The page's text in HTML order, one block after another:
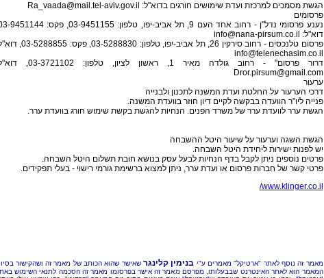
הגשת מסמכים למרכזת ועדת שימושים חורגים בדוא"ל: Ra_vaada@mail.tel-aviv.gov.il
פרסומים
דוא"ל: info@nana-pirsum.co.il
פרסום טלנכסים - רחוב סירקין 26, תל אביב-יפו, טלפון: 03-5288830, פקס: 03-5288855, דוא"ל:
info@telenechasim.co.il
דרור פרסום" - רחוב גולדה מאיר 1, ראשון לציון, טלפון: 03-3721102, דוא"ל:
Dror.pirsum@gmail.com
ערעור
דרכי הערעור על החלטת ועדת המשנה לתכנון ולבנייה
פנייה ליו"ר הוועדה בבקשה לקיים דיון חוזר בוועדת המשנה.
הגשת ערר לוועדת ערר של משרד הפנים. הנחיות להגשת בקשת שימוש חורג בוועדת ערר.
הגשת השגה וערעור על שיעור היטל ההשבחה
יש לפנות ישירות ליחידת היטל השבחה.
פרטים נוספים ניתן לקבל בדף הנחיות לבעל עסק בנושא חובת תשלום היטל השבחה.
פרטי קשר של חברות פרסום או ועדת ערר, ניתן למצוא ברשימת גורמי רישוי - בעלי תפקידים.
www.klinger.co.il/
מאמר זה נוסף לאתר "ארטיקל" מאמרים ע"י בנימין קלינגר שאישר שהוא הכותב של מאמר זה ושהקישור
המאמר הוא לאתר האינטרנט שבבעלותו, מפרסם מאמר זה אישר בפרסומו מאמר זה הסכמה לתנאי השימוש